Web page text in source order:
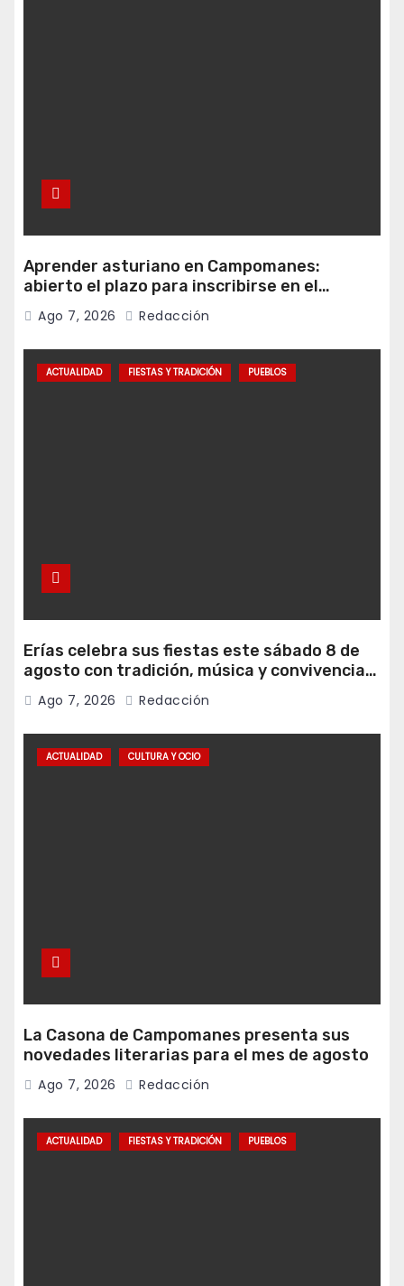
Aprender asturiano en Campomanes:
abierto el plazo para inscribirse en el
programa Falamos
Ago 7, 2026 Redacción
ACTUALIDAD FIESTAS Y TRADICIÓN PUEBLOS
Erías celebra sus fiestas este sábado 8 de
agosto con tradición, música y convivencia
vecinal
Ago 7, 2026 Redacción
ACTUALIDAD CULTURA Y OCIO
La Casona de Campomanes presenta sus
novedades literarias para el mes de agosto
Ago 7, 2026 Redacción
ACTUALIDAD FIESTAS Y TRADICIÓN PUEBLOS